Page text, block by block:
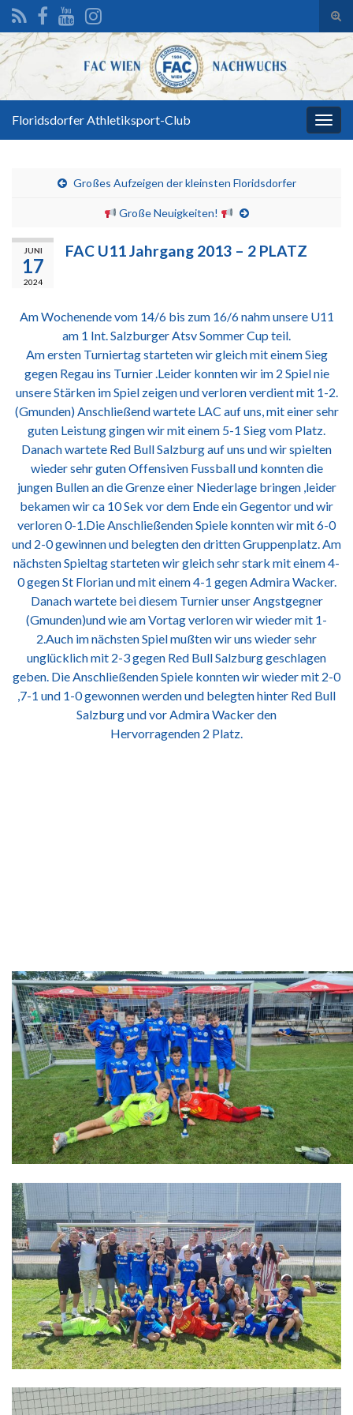
Search for:
Floridsdorfer Athletiksport-Club
Großes Aufzeigen der kleinsten Floridsdorfer
Große Neuigkeiten!
JUNI
17
2024
FAC U11 Jahrgang 2013 – 2 PLATZ
Am Wochenende vom 14/6 bis zum 16/6 nahm unsere U11
am 1 Int. Salzburger Atsv Sommer Cup teil.
Am ersten Turniertag starteten wir gleich mit einem Sieg
gegen Regau ins Turnier .Leider konnten wir im 2 Spiel nie
unsere Stärken im Spiel zeigen und verloren verdient mit 1-2.
(Gmunden) Anschließend wartete LAC auf uns, mit einer sehr
guten Leistung gingen wir mit einem 5-1 Sieg vom Platz.
Danach wartete Red Bull Salzburg auf uns und wir spielten
wieder sehr guten Offensiven Fussball und konnten die
jungen Bullen an die Grenze einer Niederlage bringen ,leider
bekamen wir ca 10 Sek vor dem Ende ein Gegentor und wir
verloren 0-1.Die Anschließenden Spiele konnten wir mit 6-0
und 2-0 gewinnen und belegten den dritten Gruppenplatz. Am
nächsten Spieltag starteten wir gleich sehr stark mit einem 4-
0 gegen St Florian und mit einem 4-1 gegen Admira Wacker.
Danach wartete bei diesem Turnier unser Angstgegner
(Gmunden)und wie am Vortag verloren wir wieder mit 1-
2.Auch im nächsten Spiel mußten wir uns wieder sehr
unglücklich mit 2-3 gegen Red Bull Salzburg geschlagen
geben. Die Anschließenden Spiele konnten wir wieder mit 2-0
,7-1 und 1-0 gewonnen werden und belegten hinter Red Bull
Salzburg und vor Admira Wacker den
Hervorragenden 2 Platz.